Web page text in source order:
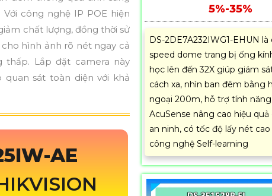
công nghệ IP POE hiện
chất lượng, đồng thời sử
hình ảnh rõ nét ngay cả
thấp. Lắp đặt camera này
sát toàn diện với khả
AE
5%-35%
DS-2DE7A232IWG1-EHUN là
speed dome trang bị ống
học lên đến 32X giúp giám
cách xa, nhìn ban đêm bằng
ngoại 200m, hỗ trợ tính năng
AcuSense nâng cao hiệu
an ninh, có tốc độ lấy nét
công nghệ Self-learning